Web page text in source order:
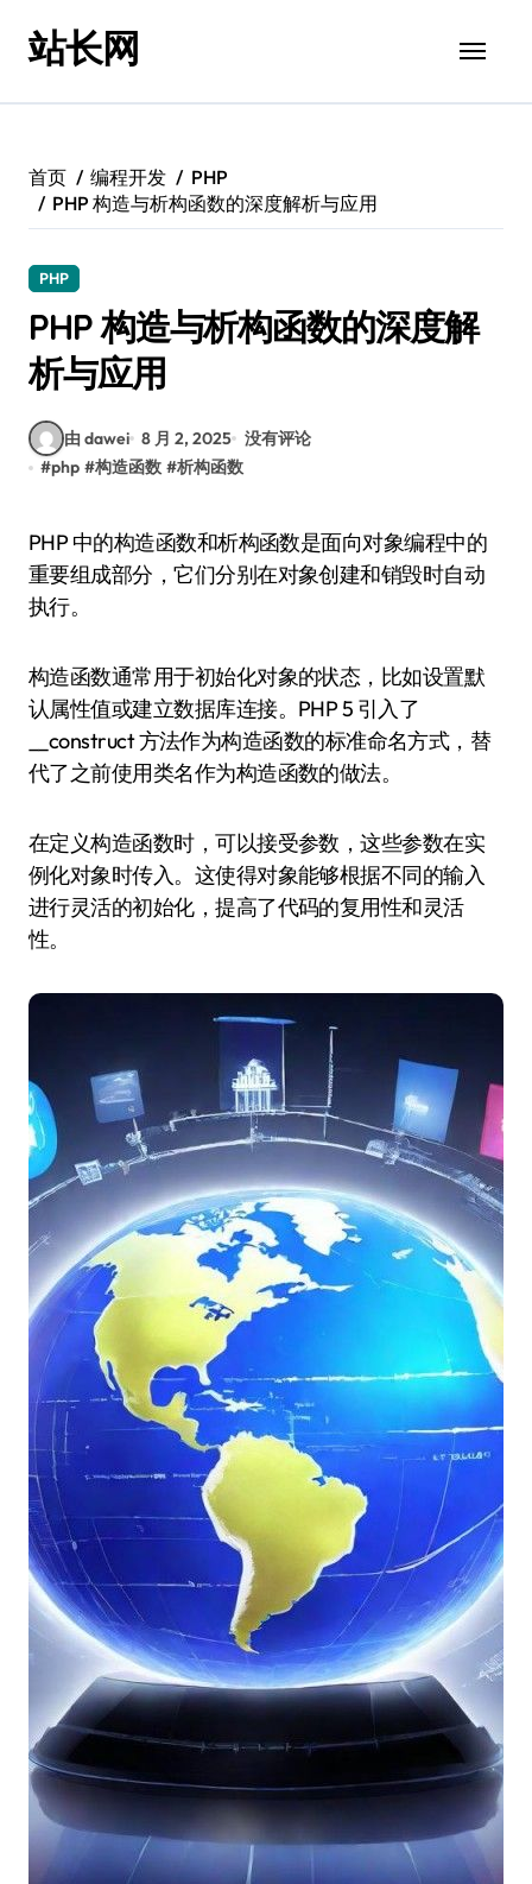
站长网
首页 编程开发
PHP
PHP 构造与析构函数的深度解析与应用
PHP
PHP 构造与析构函数的深度解
析与应用
由 dawei 8 月 2, 2025 没有评论
#php #构造函数 #析构函数
PHP 中的构造函数和析构函数是面向对象编程中的
重要组成部分，它们分别在对象创建和销毁时自动
执行。
构造函数通常用于初始化对象的状态，比如设置默
认属性值或建立数据库连接。PHP 5 引入了
__construct 方法作为构造函数的标准命名方式，替
代了之前使用类名作为构造函数的做法。
在定义构造函数时，可以接受参数，这些参数在实
例化对象时传入。这使得对象能够根据不同的输入
进行灵活的初始化，提高了代码的复用性和灵活
性。